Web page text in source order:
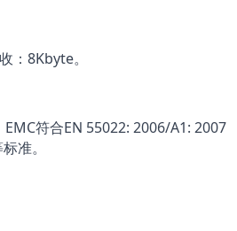
：8Kbyte。
符合EN 55022: 2006/A1: 2007
准。